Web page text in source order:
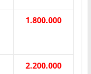
1.800.000
2.200.000